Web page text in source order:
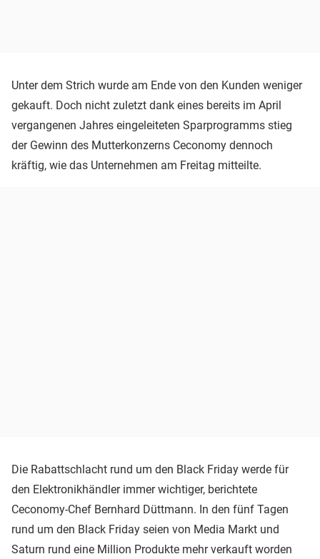
Unter dem Strich wurde am Ende von den Kunden weniger
gekauft. Doch nicht zuletzt dank eines bereits im April
vergangenen Jahres eingeleiteten Sparprogramms stieg
der Gewinn des Mutterkonzerns Ceconomy dennoch
kräftig, wie das Unternehmen am Freitag mitteilte.
Die Rabattschlacht rund um den Black Friday werde für
den Elektronikhändler immer wichtiger, berichtete
Ceconomy-Chef Bernhard Düttmann. In den fünf Tagen
rund um den Black Friday seien von Media Markt und
Saturn rund eine Million Produkte mehr verkauft worden